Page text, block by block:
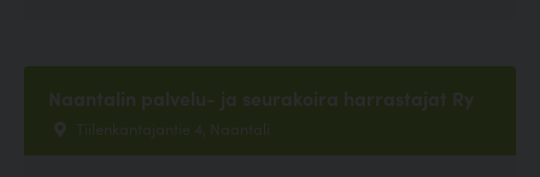
Naantalin palvelu- ja seurakoira harrastajat Ry
Tiilenkantajantie 4, Naantali